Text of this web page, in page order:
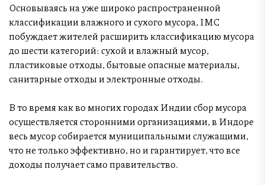
Основываясь на уже широко распространенной
классификации влажного и сухого мусора, IMC
побуждает жителей расширить классификацию мусора
до шести категорий: сухой и влажный мусор,
пластиковые отходы, бытовые опасные материалы,
санитарные отходы и электронные отходы.
В то время как во многих городах Индии сбор мусора
осуществляется сторонними организациями, в Индоре
весь мусор собирается муниципальными служащими,
что не только эффективно, но и гарантирует, что все
доходы получает само правительство.